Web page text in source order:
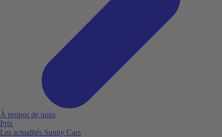
À propos de nous
Prix
Les actualités Sunny Cars